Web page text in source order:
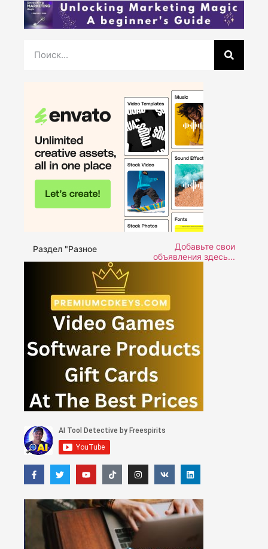
Раздел "Разное
Добавьте свои
объявления здесь...